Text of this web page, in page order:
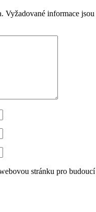
Vyžadované informace jsou
stránku pro budoucí